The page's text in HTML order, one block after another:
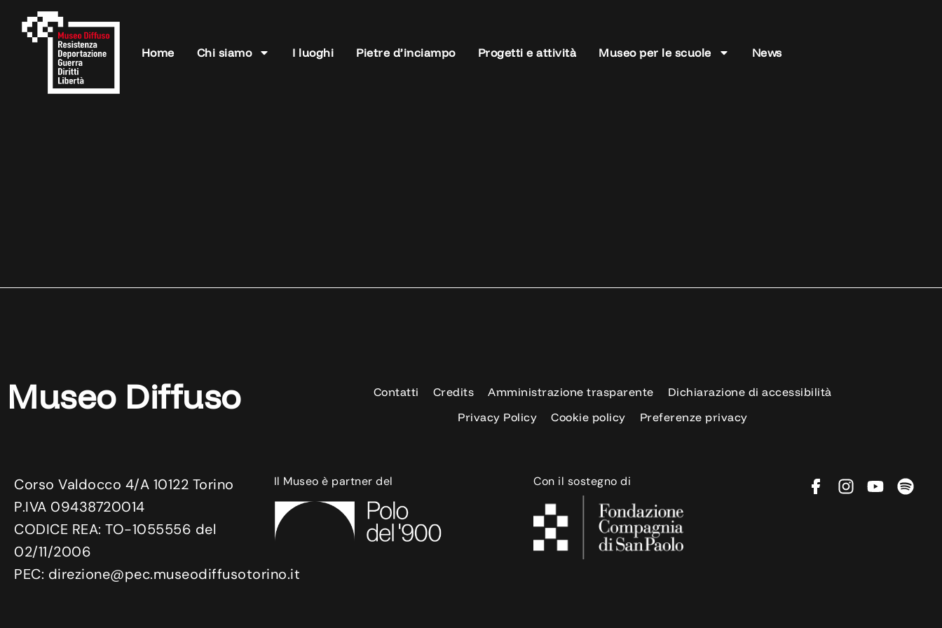
Home Chi siamo I luoghi Pietre d’inciampo Progetti e attività Museo per le scuole News
Museo Diffuso Contatti Credits Amministrazione trasparente
Dichiarazione di accessibilità
Privacy Policy
Cookie policy Preferenze privacy
Corso Valdocco 4/A 10122 Torino
P.IVA 09438720014
CODICE REA: TO-1055556 del
02/11/2006
PEC: direzione@pec.museodiffusotorino.it
Il Museo è partner del Con il sostegno di